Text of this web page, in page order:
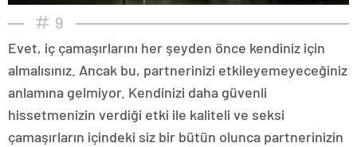
9
Evet, iç çamaşırlarını her şeyden önce kendiniz için
almalısınız. Ancak bu, partnerinizi etkileyemeyeceğiniz
anlamına gelmiyor. Kendinizi daha güvenli
hissetmenizin verdiği etki ile kaliteli ve seksi
çamaşırların içindeki siz bir bütün olunca partnerinizin